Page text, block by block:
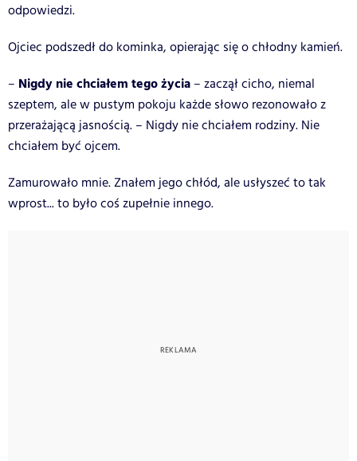
odpowiedzi.
Ojciec podszedł do kominka, opierając się o chłodny kamień.
– Nigdy nie chciałem tego życia – zaczął cicho, niemal
szeptem, ale w pustym pokoju każde słowo rezonowało z
przerażającą jasnością. – Nigdy nie chciałem rodziny. Nie
chciałem być ojcem.
Zamurowało mnie. Znałem jego chłód, ale usłyszeć to tak
wprost... to było coś zupełnie innego.